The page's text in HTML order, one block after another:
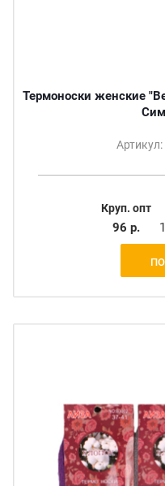
Термоноски женские
Круп. опт
96 р.